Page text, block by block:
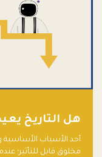
هل التاريخ
أحد الأسباب الأساسية
مخلوق قابل للتأثير؛